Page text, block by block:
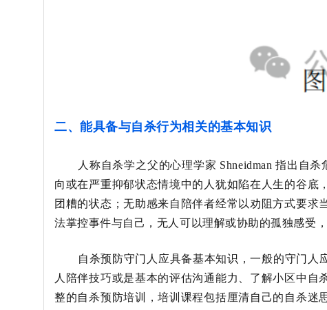
二、能具备与自杀行为相关的基本知识
人称自杀学之父的心理学家 Shneidman指出自杀
向或在严重抑郁状态情境中的人犹如陷在人生的谷底
团糟的状态；无助感来自陪伴者经常以劝阻方式要
法掌控事件与自己，无人可以理解或协助的孤独感受
自杀预防守门人应具备基本知识，一般的守门
人陪伴技巧或是基本的评估沟通能力、了解小区中
整的自杀预防培训，培训课程包括厘清自己的自杀迷